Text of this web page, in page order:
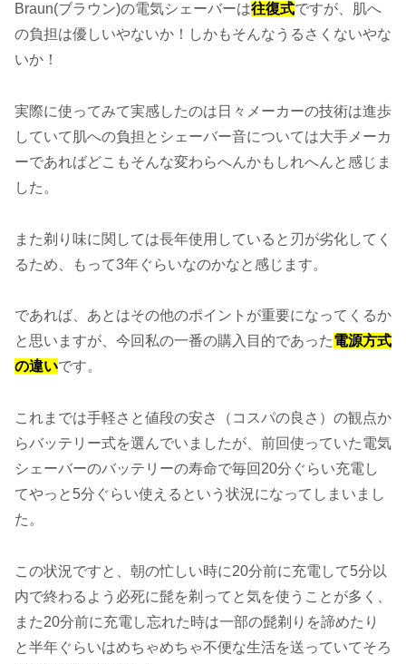
Braun(ブラウン)の電気シェーバーは往復式ですが、肌へ
の負担は優しいやないか！しかもそんなうるさくないやな
いか！
実際に使ってみて実感したのは日々メーカーの技術は進歩
していて肌への負担とシェーバー音については大手メーカ
ーであればどこもそんな変わらへんかもしれへんと感じま
した。
また剃り味に関しては長年使用していると刃が劣化してく
るため、もって3年ぐらいなのかなと感じます。
であれば、あとはその他のポイントが重要になってくるか
と思いますが、今回私の一番の購入目的であった電源方式
の違いです。
これまでは手軽さと値段の安さ（コスパの良さ）の観点か
らバッテリー式を選んでいましたが、前回使っていた電気
シェーバーのバッテリーの寿命で毎回20分ぐらい充電し
てやっと5分ぐらい使えるという状況になってしまいまし
た。
この状況ですと、朝の忙しい時に20分前に充電して5分以
内で終わるよう必死に髭を剃ってと気を使うことが多く、
また20分前に充電し忘れた時は一部の髭剃りを諦めたり
と半年ぐらいはめちゃめちゃ不便な生活を送っていてそろ